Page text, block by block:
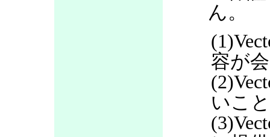
ん。
容が
いこと